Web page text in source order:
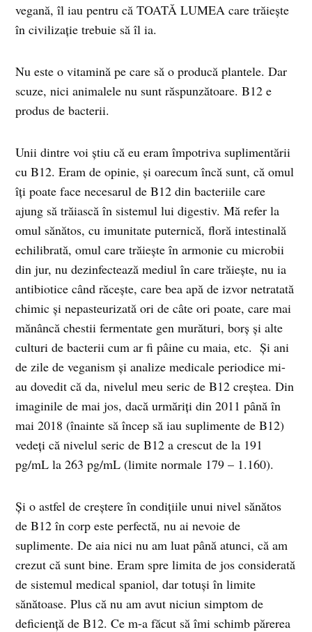
vegană, îl iau pentru că TOATĂ LUMEA care trăiește
în civilizație trebuie să îl ia.
Nu este o vitamină pe care să o producă plantele. Dar
scuze, nici animalele nu sunt răspunzătoare. B12 e
produs de bacterii.
Unii dintre voi știu că eu eram împotriva suplimentării
cu B12. Eram de opinie, și oarecum încă sunt, că omul
îți poate face necesarul de B12 din bacteriile care
ajung să trăiască în sistemul lui digestiv. Mă refer la
omul sănătos, cu imunitate puternică, floră intestinală
echilibrată, omul care trăiește în armonie cu microbii
din jur, nu dezinfectează mediul în care trăiește, nu ia
antibiotice când răcește, care bea apă de izvor netratată
chimic și nepasteurizată ori de câte ori poate, care mai
mănâncă chestii fermentate gen murături, borș și alte
culturi de bacterii cum ar fi pâine cu maia, etc. Și ani
de zile de veganism și analize medicale periodice mi-
au dovedit că da, nivelul meu seric de B12 creștea. Din
imaginile de mai jos, dacă urmăriți din 2011 până în
mai 2018 (înainte să încep să iau suplimente de B12)
vedeți că nivelul seric de B12 a crescut de la 191
pg/mL la 263 pg/mL (limite normale 179 – 1.160).
Și o astfel de creștere în condițiile unui nivel sănătos
de B12 în corp este perfectă, nu ai nevoie de
suplimente. De aia nici nu am luat până atunci, că am
crezut că sunt bine. Eram spre limita de jos considerată
de sistemul medical spaniol, dar totuși în limite
sănătoase. Plus că nu am avut niciun simptom de
deficiență de B12. Ce m-a făcut să îmi schimb părerea